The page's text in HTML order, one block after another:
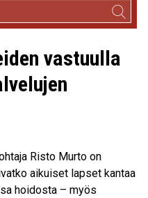
vastuulla
Risto Murto on
aikuiset lapset kantaa
hoidosta – myös